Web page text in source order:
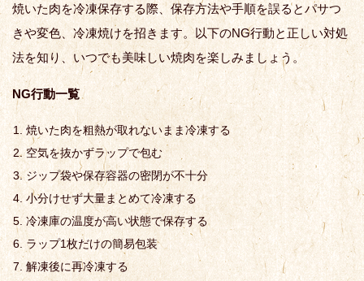
焼いた肉を冷凍保存する際、保存方法や手順を誤るとパサつ
きや変色、冷凍焼けを招きます。以下のNG行動と正しい対処
法を知り、いつでも美味しい焼肉を楽しみましょう。
NG行動一覧
焼いた肉を粗熱が取れないまま冷凍する
空気を抜かずラップで包む
ジップ袋や保存容器の密閉が不十分
小分けせず大量まとめて冷凍する
冷凍庫の温度が高い状態で保存する
ラップ1枚だけの簡易包装
解凍後に再冷凍する